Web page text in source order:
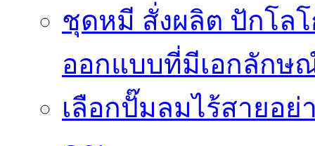
ชุดหมี สั่งผลิต ปักโล
ออกแบบที่มีเอกลักษ
เลือกปั๊มลมไร้สายอย่